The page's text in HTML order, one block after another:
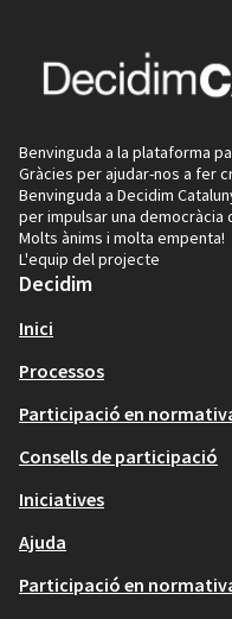
Benvinguda a la plataforma
Gràcies per ajudar-nos a fer
Benvinguda a Decidim
per impulsar una democràcia
Molts ànims i molta empenta!
L'equip del projecte
Decidim
Inici
Processos
Participació en
Consells de participació
Iniciatives
Ajuda
Participació en